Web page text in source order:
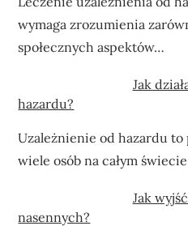
wymaga zrozumienia
społecznych aspektów…
Jak
hazardu?
Uzależnienie od hazardu
wiele osób na całym
Jak
nasennych?